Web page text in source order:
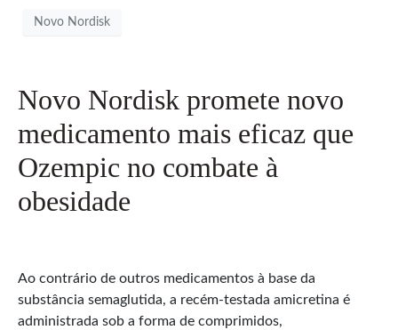
Novo Nordisk
Novo Nordisk promete novo
medicamento mais eficaz que
Ozempic no combate à
obesidade
Ao contrário de outros medicamentos à base da
substância semaglutida, a recém-testada amicretina é
administrada sob a forma de comprimidos,